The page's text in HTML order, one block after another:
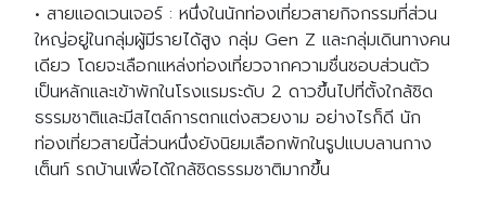
• สายแอดเวนเจอร์ : หนึ่งในนักท่องเที่ยวสายกิจกรรมที่ส่วน
ใหญ่อยู่ในกลุ่มผู้มีรายได้สูง กลุ่ม Gen Z และกลุ่มเดินทางคน
เดียว โดยจะเลือกแหล่งท่องเที่ยวจากความชื่นชอบส่วนตัว
เป็นหลักและเข้าพักในโรงแรมระดับ 2 ดาวขึ้นไปที่ตั้งใกล้ชิด
ธรรมชาติและมีสไตล์การตกแต่งสวยงาม อย่างไรก็ดี นัก
ท่องเที่ยวสายนี้ส่วนหนึ่งยังนิยมเลือกพักในรูปแบบลานกาง
เต็นท์ รถบ้านเพื่อได้ใกล้ชิดธรรมชาติมากขึ้น